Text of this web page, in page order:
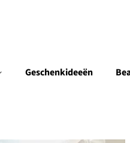
Geschenkideeën